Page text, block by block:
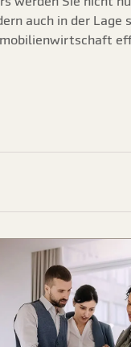
auch in der